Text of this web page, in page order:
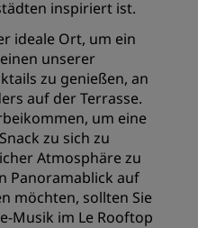
inspiriert ist.
ideale Ort, um ein
unserer
zu genießen, an
auf der Terrasse.
um eine
zu sich zu
Atmosphäre zu
Panoramablick auf
möchten, sollten Sie
Musik im Le Rooftop